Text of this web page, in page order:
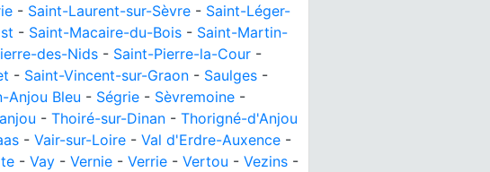
- Saint-Laurent-sur-Sèvre - Saint-Léger-
- Saint-Macaire-du-Bois - Saint-Martin-
des-Nids - Saint-Pierre-la-Cour -
- Saint-Vincent-sur-Graon - Saulges -
Anjou Bleu - Ségrie - Sèvremoine -
- Thoiré-sur-Dinan - Thorigné-d'Anjou
- Vair-sur-Loire - Val d'Erdre-Auxence -
- Vay - Vernie - Verrie - Vertou - Vezins -